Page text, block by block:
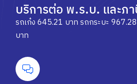
บริการต่อ พ.ร.บ. และภ
รถเก๋ง 645.21 บาท รถกระบะ
บาท